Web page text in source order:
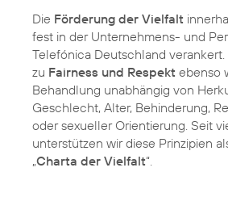
Die Förderung der Vielfalt
fest in der Unternehmens- und
Telefónica Deutschland
zu Fairness und Respekt ebenso
Behandlung unabhängig von
Geschlecht, Alter, Behinderung,
oder sexueller Orientierung. Seit
unterstützen wir diese Prinzipien
„Charta der Vielfalt“.